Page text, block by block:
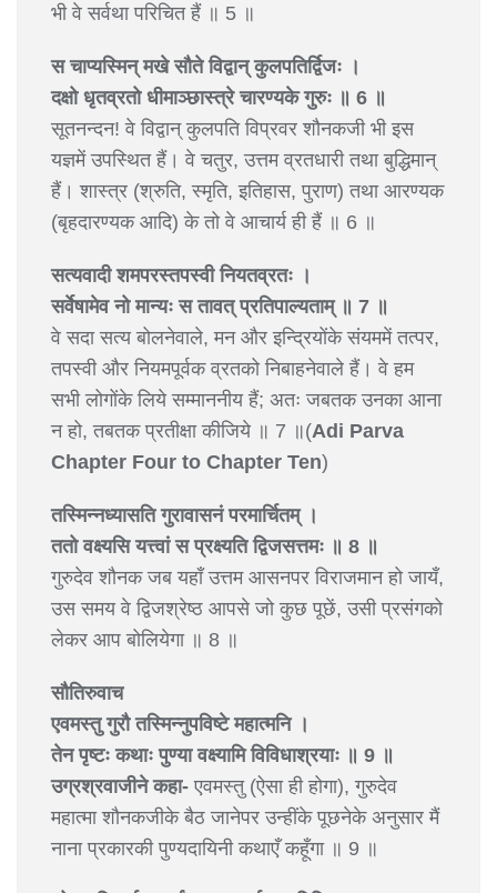
भी वे सर्वथा परिचित हैं ॥ 5 ॥
स चाप्यस्मिन् मखे सौते विद्वान् कुलपतिर्द्विजः ।
दक्षो धृतव्रतो धीमाञ्छास्त्रे चारण्यके गुरुः ॥ 6 ॥
सूतनन्दन! वे विद्वान् कुलपति विप्रवर शौनकजी भी इस
यज्ञमें उपस्थित हैं। वे चतुर, उत्तम व्रतधारी तथा बुद्धिमान्
हैं। शास्त्र (श्रुति, स्मृति, इतिहास, पुराण) तथा आरण्यक
(बृहदारण्यक आदि) के तो वे आचार्य ही हैं ॥ 6 ॥
सत्यवादी शमपरस्तपस्वी नियतव्रतः ।
सर्वेषामेव नो मान्यः स तावत् प्रतिपाल्यताम् ॥ 7 ॥
वे सदा सत्य बोलनेवाले, मन और इन्द्रियोंके संयममें तत्पर,
तपस्वी और नियमपूर्वक व्रतको निबाहनेवाले हैं। वे हम
सभी लोगोंके लिये सम्माननीय हैं; अतः जबतक उनका आना
न हो, तबतक प्रतीक्षा कीजिये ॥ 7 ॥(Adi Parva
Chapter Four to Chapter Ten)
तस्मिन्नध्यासति गुरावासनं परमार्चितम् ।
ततो वक्ष्यसि यत्त्वां स प्रक्ष्यति द्विजसत्तमः ॥ 8 ॥
गुरुदेव शौनक जब यहाँ उत्तम आसनपर विराजमान हो जायँ,
उस समय वे द्विजश्रेष्ठ आपसे जो कुछ पूछें, उसी प्रसंगको
लेकर आप बोलियेगा ॥ 8 ॥
सौतिरुवाच
एवमस्तु गुरौ तस्मिन्नुपविष्टे महात्मनि ।
तेन पृष्टः कथाः पुण्या वक्ष्यामि विविधाश्रयाः ॥ 9 ॥
उग्रश्रवाजीने कहा- एवमस्तु (ऐसा ही होगा), गुरुदेव
महात्मा शौनकजीके बैठ जानेपर उन्हींके पूछनेके अनुसार मैं
नाना प्रकारकी पुण्यदायिनी कथाएँ कहूँगा ॥ 9 ॥